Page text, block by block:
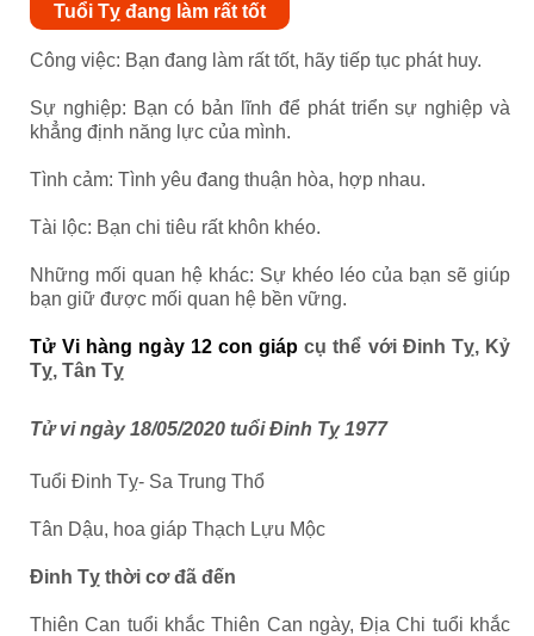
Tuổi Tỵ đang làm rất tốt
Công việc: Bạn đang làm rất tốt, hãy tiếp tục phát huy.
Sự nghiệp: Bạn có bản lĩnh để phát triển sự nghiệp và
khẳng định năng lực của mình.
Tình cảm: Tình yêu đang thuận hòa, hợp nhau.
Tài lộc: Bạn chi tiêu rất khôn khéo.
Những mối quan hệ khác: Sự khéo léo của bạn sẽ giúp
bạn giữ được mối quan hệ bền vững.
Tử Vi hàng ngày 12 con giáp cụ thể với Đinh Tỵ, Kỷ
Tỵ, Tân Tỵ
Tử vi ngày 18/05/2020 tuổi Đinh Tỵ 1977
Tuổi Đinh Tỵ- Sa Trung Thổ
Tân Dậu, hoa giáp Thạch Lựu Mộc
Đinh Tỵ thời cơ đã đến
Thiên Can tuổi khắc Thiên Can ngày, Địa Chi tuổi khắc